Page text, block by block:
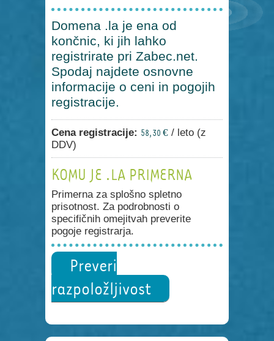
Domena .la je ena od
končnic, ki jih lahko
registrirate pri Zabec.net.
Spodaj najdete osnovne
informacije o ceni in pogojih
registracije.
Cena registracije: 58,30 € / leto (z
DDV)
KOMU JE .LA PRIMERNA
Primerna za splošno spletno
prisotnost. Za podrobnosti o
specifičnih omejitvah preverite
pogoje registrarja.
Preveri
razpoložljivost